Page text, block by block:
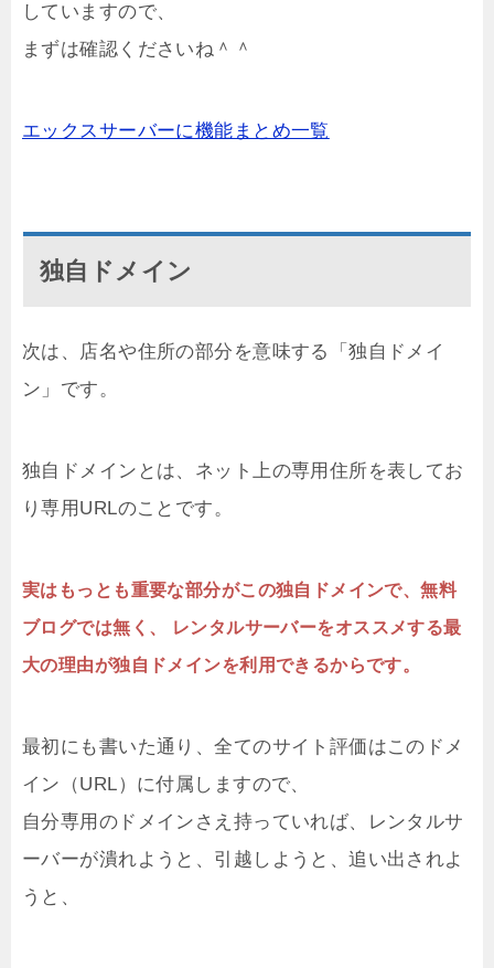
していますので、
まずは確認くださいね＾＾
エックスサーバーに機能まとめ一覧
独自ドメイン
次は、店名や住所の部分を意味する「独自ドメイ
ン」です。
独自ドメインとは、ネット上の専用住所を表してお
り専用URLのことです。
実はもっとも重要な部分がこの独自ドメインで、無料
ブログでは無く、 レンタルサーバーをオススメする最
大の理由が独自ドメインを利用できるからです。
最初にも書いた通り、全てのサイト評価はこのドメ
イン（URL）に付属しますので、
自分専用のドメインさえ持っていれば、レンタルサ
ーバーが潰れようと、引越しようと、追い出されよ
うと、